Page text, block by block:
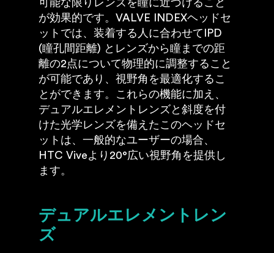
可能な限りレンズを瞳に近づけること
が効果的です。VALVE INDEXヘッドセ
ットでは、装着する人に合わせてIPD
(瞳孔間距離) とレンズから瞳までの距
離の2点について物理的に調整すること
が可能であり、視野角を最適化するこ
とができます。これらの機能に加え、
デュアルエレメントレンズと斜度を付
けた光学レンズを備えたこのヘッドセ
ットは、一般的なユーザーの場合、
HTC Viveより20°広い視野角を提供し
ます。
デュアルエレメントレン
ズ